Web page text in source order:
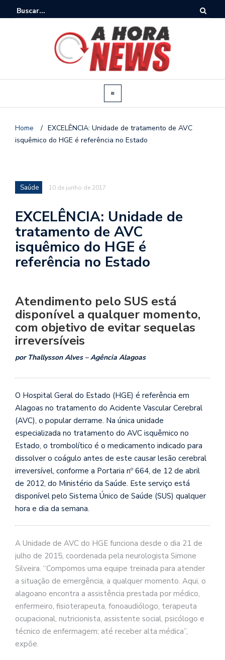
Home / EXCELÊNCIA: Unidade de tratamento de AVC
isquêmico do HGE é referência no Estado
Saúde 10 de junho de 2017
EXCELÊNCIA: Unidade de
tratamento de AVC
isquêmico do HGE é
referência no Estado
Atendimento pelo SUS está
disponível a qualquer momento,
com objetivo de evitar sequelas
irreversíveis
por Thallysson Alves – Agência Alagoas
O Hospital Geral do Estado (HGE) é referência em
Alagoas no tratamento do Acidente Vascular Cerebral
(AVC), o popular derrame. Na única unidade
especializada no tratamento do AVC isquêmico no
Estado, o trombolítico é o medicamento indicado para
dissolver o coágulo antes de este causar lesão cerebral
irreversível, conforme a Portaria nº 664, de 12 de abril
de 2012, do Ministério da Saúde. Este serviço está
disponível pelo Sistema Único de Saúde (SUS) qualquer
hora e dia da semana.
A Unidade de AVC do HGE funciona desde o dia 21 de
julho de 2015, coordenada pela neurologista Simone
Silveira. “Compomos uma equipe treinada para atender
a situação de emergência, a qualquer momento. Aqui, o
alagoano encontra a assistência prestada por médico,
enfermeiro, fisioterapeuta, fonoaudiólogo, terapeuta
ocupacional, nutricionista, assistente social, psicólogo e
técnico de enfermagem; até receber alta médica”,
expõe.